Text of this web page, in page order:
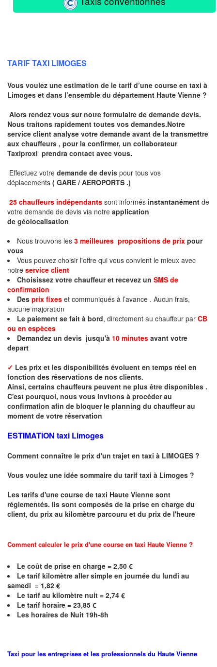
TARIF TAXI LIMOGES
Vous voulez une estimation de le tarif d’une course en taxi à
Limoges et dans l’ensemble du département Haute Vienne ?
Alors rendez vous sur notre formulaire de demande devis.
Nous traitons rapidement toutes vos demandes.Notre
service client analyse votre demande avant de la transmettre
aux chauffeurs , pour la confirmer, un collaborateur
Taxiproxi prendra contact avec vous.
Effectuez votre demande de devis pour tous vos
déplacements ( GARE / AEROPORTS .)
25 chauffeurs indépendants sont informés instantanément de
votre demande de devis via notre application
de géolocalisation
Nous trouvons les 3 meilleures propositions de prix pour
vous
Vous pouvez choisir l'offre qui vous convient le mieux avec
notre service client
Choisissez votre chauffeur et recevez un SMS de
confirmation
Des prix fixes et communiqués à l’avance . Aucun frais,
aucune majoration
Le paiement se fait à bord, directement au chauffeur par CB
ou en espèces
Demandez un devis jusqu'à 10 minutes avant votre
depart
✓ Les prix et les disponibilités évoluent en temps réel en
fonction des réservations de nos clients.
Ainsi, certains chauffeurs peuvent ne plus être disponibles .
C'est pourquoi, nous vous invitons à procéder au
confirmation afin de bloquer le planning du chauffeur au
moment de votre réservation
ESTIMATION taxi Limoges
Comment connaître le prix d'un trajet en taxi à LIMOGES ?
Vous voulez une idée sommaire du tarif taxi à Limoges ?
Les tarifs d'une course de taxi Haute Vienne sont
réglementés. Ils sont composés de la prise en charge du
client, du prix au kilomètre parcouru et du prix de l'heure
Comment calculer le prix d'une course en taxi Haute Vienne ?
Le coût de prise en charge = 2,50 €
Le tarif kilomètre aller simple en journée du lundi au
samedi = 1,82 €
Le tarif au kilomètre nuit = 2,74 €
Le tarif horaire = 23,85 €
Les horaires de Nuit 19h-8h
Taxi pour les entreprises et les professionnels du Haute Vienne